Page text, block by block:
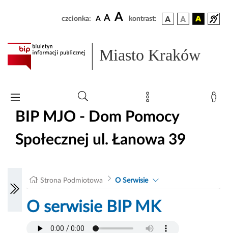
czcionka: A A A kontrast:
Miasto Kraków
BIP MJO - Dom Pomocy
Społecznej ul. Łanowa 39
Strona Podmiotowa O Serwisie
O serwisie BIP MK